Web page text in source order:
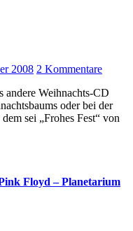
2008 2 Kommentare
oder bei der
sei „Frohes Fest“ von
Floyd – Planetarium